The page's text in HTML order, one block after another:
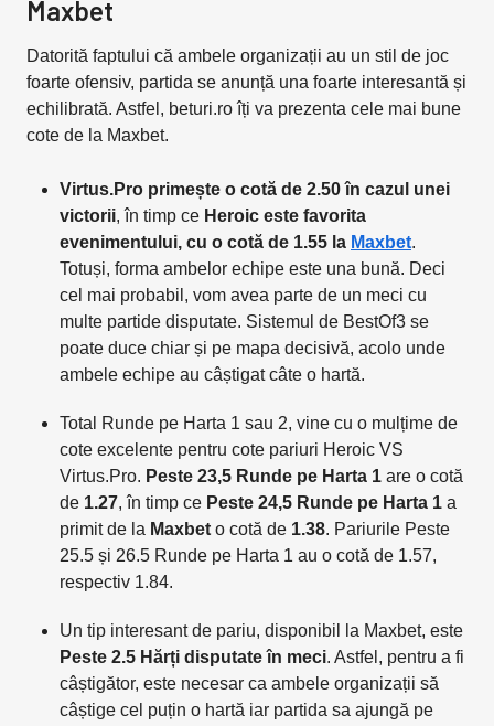
Maxbet
Datorită faptului că ambele organizații au un stil de joc
foarte ofensiv, partida se anunță una foarte interesantă și
echilibrată. Astfel, beturi.ro îți va prezenta cele mai bune
cote de la Maxbet.
Virtus.Pro primește o cotă de 2.50 în cazul unei
victorii, în timp ce Heroic este favorita
evenimentului, cu o cotă de 1.55 la Maxbet.
Totuși, forma ambelor echipe este una bună. Deci
cel mai probabil, vom avea parte de un meci cu
multe partide disputate. Sistemul de BestOf3 se
poate duce chiar și pe mapa decisivă, acolo unde
ambele echipe au câștigat câte o hartă.
Total Runde pe Harta 1 sau 2, vine cu o mulțime de
cote excelente pentru cote pariuri Heroic VS
Virtus.Pro. Peste 23,5 Runde pe Harta 1 are o cotă
de 1.27, în timp ce Peste 24,5 Runde pe Harta 1 a
primit de la Maxbet o cotă de 1.38. Pariurile Peste
25.5 și 26.5 Runde pe Harta 1 au o cotă de 1.57,
respectiv 1.84.
Un tip interesant de pariu, disponibil la Maxbet, este
Peste 2.5 Hărți disputate în meci. Astfel, pentru a fi
câștigător, este necesar ca ambele organizații să
câștige cel puțin o hartă iar partida sa ajungă pe